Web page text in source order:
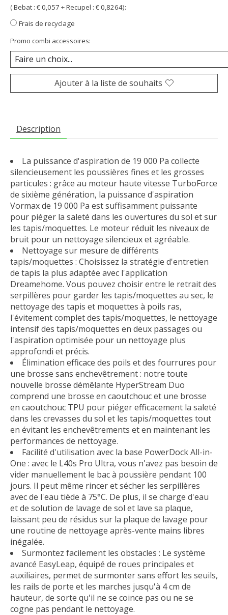
( Bebat : € 0,057 + Recupel : € 0,8264):
Frais de recyclage
Promo combi accessoires:
Ajouter à la liste de souhaits
Description
La puissance d'aspiration de 19 000 Pa collecte
silencieusement les poussières fines et les grosses
particules : grâce au moteur haute vitesse TurboForce
de sixième génération, la puissance d'aspiration
Vormax de 19 000 Pa est suffisamment puissante
pour piéger la saleté dans les ouvertures du sol et sur
les tapis/moquettes. Le moteur réduit les niveaux de
bruit pour un nettoyage silencieux et agréable.
Nettoyage sur mesure de différents
tapis/moquettes : Choisissez la stratégie d'entretien
de tapis la plus adaptée avec l'application
Dreamehome. Vous pouvez choisir entre le retrait des
serpillères pour garder les tapis/moquettes au sec, le
nettoyage des tapis et moquettes à poils ras,
l'évitement complet des tapis/moquettes, le nettoyage
intensif des tapis/moquettes en deux passages ou
l'aspiration optimisée pour un nettoyage plus
approfondi et précis.
Élimination efficace des poils et des fourrures pour
une brosse sans enchevêtrement : notre toute
nouvelle brosse démêlante HyperStream Duo
comprend une brosse en caoutchouc et une brosse
en caoutchouc TPU pour piéger efficacement la saleté
dans les crevasses du sol et les tapis/moquettes tout
en évitant les enchevêtrements et en maintenant les
performances de nettoyage.
Facilité d'utilisation avec la base PowerDock All-in-
One : avec le L40s Pro Ultra, vous n'avez pas besoin de
vider manuellement le bac à poussière pendant 100
jours. Il peut même rincer et sécher les serpillères
avec de l'eau tiède à 75°C. De plus, il se charge d'eau
et de solution de lavage de sol et lave sa plaque,
laissant peu de résidus sur la plaque de lavage pour
une routine de nettoyage après-vente mains libres
inégalée.
Surmontez facilement les obstacles : Le système
avancé EasyLeap, équipé de roues principales et
auxiliaires, permet de surmonter sans effort les seuils,
les rails de porte et les marches jusqu'à 4 cm de
hauteur, de sorte qu'il ne se coince pas ou ne se
cogne pas pendant le nettoyage.